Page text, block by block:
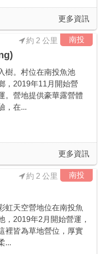
更多資訊
南投
約 2 公里
樹。村位在南投魚池
，2019年11月開始營
。營地提供豪華露營體
，在...
更多資訊
南投
約 2 公里
虹天空營地位在南投魚
，2019年2月開始營運，
裡皆為草地營位，厚實
...